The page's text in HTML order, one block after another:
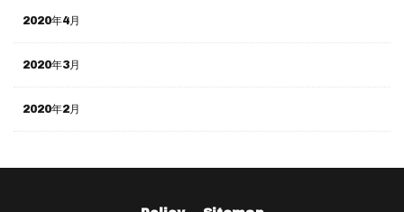
2020年4月
2020年3月
2020年2月